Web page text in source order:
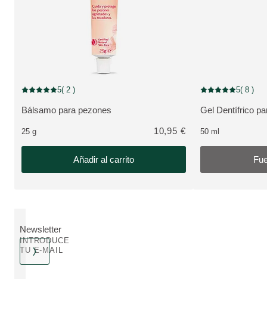
VER PRODUCTO:
Bálsamo para pezones
Puntuación: 5 / 5 estrellas 2 valoraciones de usuarios
5( 2 )
25 g 10,95 €
Añadir al carrito
Fuera de stock
VER
Gel Dentífrico
Puntuación: 5 / 5
5( 8 )
50 ml
Newsletter
INTRODUCE
TU E-MAIL